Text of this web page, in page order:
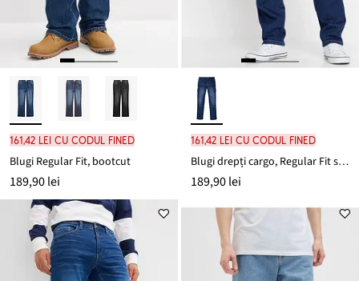
161,42 lei cu codul FINED
Blugi Regular Fit, bootcut
189,90 lei
161,42 lei cu codul FINED
Blugi drepți cargo, Regular Fit stretch
189,90 lei